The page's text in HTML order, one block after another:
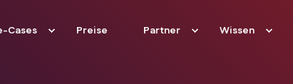
Cases Preise Partner Wissen